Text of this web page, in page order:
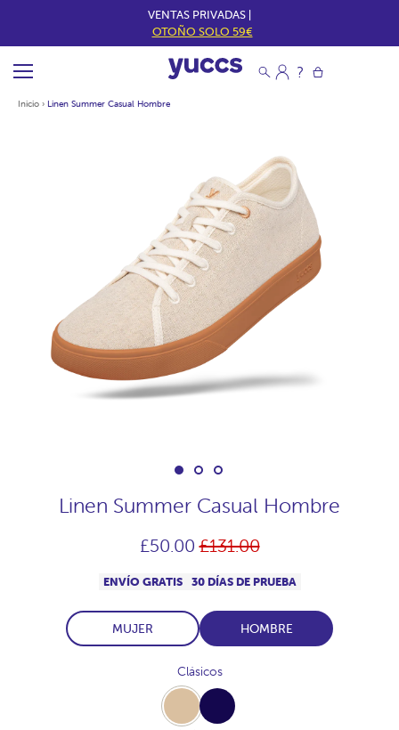
VENTAS PRIVADAS |
OTOÑO SOLO 59€
Inicio › Linen Summer Casual Hombre
Linen Summer Casual Hombre
£50.00Precio
habitual
£131.00
ENVÍO GRATIS 30 DÍAS DE PRUEBA
MUJER HOMBRE
Clásicos
Beige Navy